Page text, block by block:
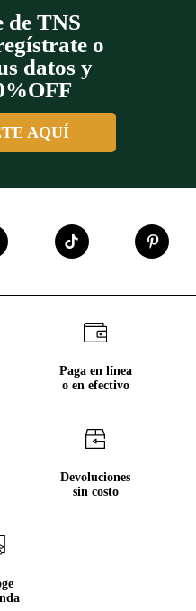
de TNS
o
datos y
AQUÍ
Paga en línea
o en efectivo
Devoluciones
sin costo